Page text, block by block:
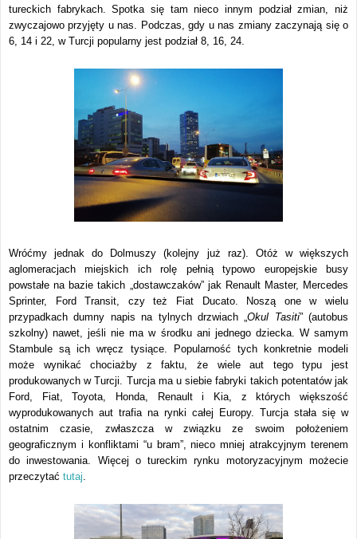
tureckich fabrykach. Spotka się tam nieco innym podział zmian, niż
zwyczajowo przyjęty u nas. Podczas, gdy u nas zmiany zaczynają się o
6, 14 i 22, w Turcji popularny jest podział 8, 16, 24.
Wróćmy jednak do Dolmuszy (kolejny już raz). Otóż w większych
aglomeracjach miejskich ich rolę pełnią typowo europejskie busy
powstałe na bazie takich „dostawczaków” jak Renault Master, Mercedes
Sprinter, Ford Transit, czy też Fiat Ducato. Noszą one w wielu
przypadkach dumny napis na tylnych drzwiach „Okul Tasiti” (autobus
szkolny) nawet, jeśli nie ma w środku ani jednego dziecka. W samym
Stambule są ich wręcz tysiące. Popularność tych konkretnie modeli
może wynikać chociażby z faktu, że wiele aut tego typu jest
produkowanych w Turcji. Turcja ma u siebie fabryki takich potentatów jak
Ford, Fiat, Toyota, Honda, Renault i Kia, z których większość
wyprodukowanych aut trafia na rynki całej Europy. Turcja stała się w
ostatnim czasie, zwłaszcza w związku ze swoim położeniem
geograficznym i konfliktami “u bram”, nieco mniej atrakcyjnym terenem
do inwestowania. Więcej o tureckim rynku motoryzacyjnym możecie
przeczytać tutaj.